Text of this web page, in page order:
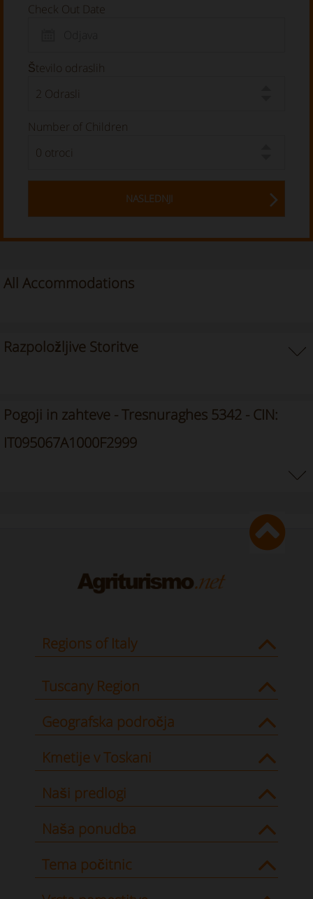
Check Out Date
Število odraslih
Number of Children
NASLEDNJI
All Accommodations
Razpoložljive Storitve
Pogoji in zahteve - Tresnuraghes 5342 - CIN:
IT095067A1000F2999
Regions of Italy
Tuscany Region
Geografska področja
Kmetije v Toskani
Naši predlogi
Naša ponudba
Tema počitnic